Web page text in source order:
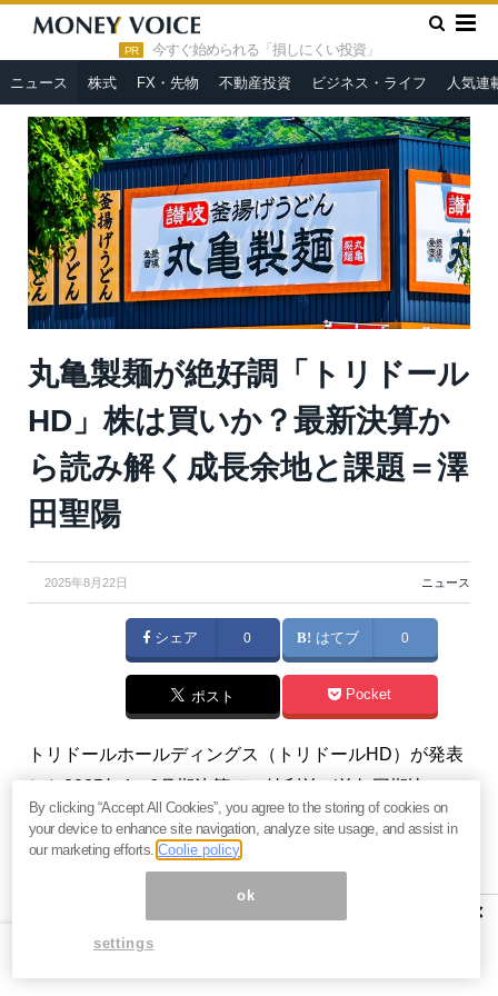
PR 今すぐ始められる「損しにくい投資」
ニュース 株式 FX・先物 不動産投資 ビジネス・ライフ 人気連
HOME » ニュース »
丸亀製麺が絶好調「トリドールHD」株は
買いか？最新決算から読み解く成長余地と課題＝澤田聖陽
丸亀製麺が絶好調「トリドール
HD」株は買いか？最新決算か
ら読み解く成長余地と課題＝澤
田聖陽
2025年8月22日 ニュース
シェア 0 はてブ 0
ポスト Pocket
トリドールホールディングス（トリドールHD）が発表
した2025年4～6月期決算は、純利益が前年同期比
190％超の大幅増となり、3年ぶりに最高益を更新し
た。主力の丸亀製麺が季節商品のヒットや施策効果で
業も不採算店舗の撤退で収益改善が進んでいる。通期
予想に対して第1四半期だけで8割の利益を稼ぐ異例の
好スタートを切った同社の決算内容を詳しく分析す
×
By clicking “Accept All Cookies”, you agree to the storing of cookies on
your device to enhance site navigation, analyze site usage, and assist in
our marketing efforts.Coolie policy
ok
settings